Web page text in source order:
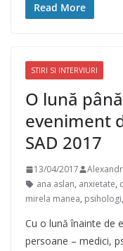
Read More
STIRI SI INTERVIURI
O lună
eveniment
SAD 2017
13/04/2017
ana aslan, anxietate,
mirela manea, psihologi,
Cu o lună înainte de
persoane – medici,